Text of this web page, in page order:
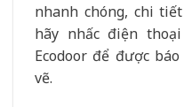
nhanh chóng, chi
hãy nhấc điện
Ecodoor để được
vẽ.